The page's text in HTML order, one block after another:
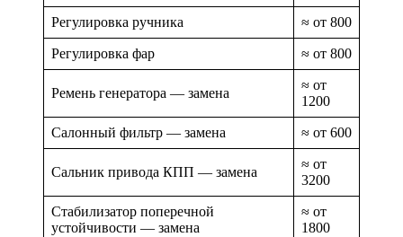
Регулировка ручника ≈ от 800
Регулировка фар ≈ от 800
Ремень генератора — замена
≈ от
1200
Салонный фильтр — замена ≈ от 600
Сальник привода КПП — замена
≈ от
3200
Стабилизатор поперечной
устойчивости — замена
≈ от
1800